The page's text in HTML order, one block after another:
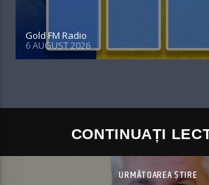
Gold FM Radio
6 AUGUST 2026
CONTINUAȚI
URMĂTOAREA ȘTIRE